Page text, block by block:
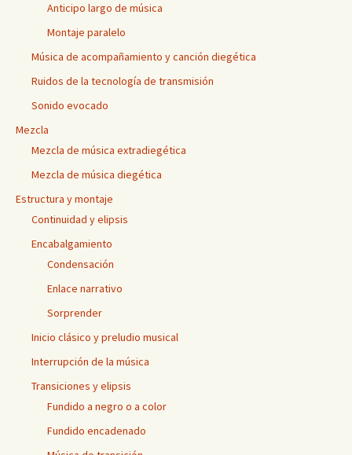
Anticipo largo de música
Montaje paralelo
Música de acompañamiento y canción diegética
Ruidos de la tecnología de transmisión
Sonido evocado
Mezcla
Mezcla de música extradiegética
Mezcla de música diegética
Estructura y montaje
Continuidad y elipsis
Encabalgamiento
Condensación
Enlace narrativo
Sorprender
Inicio clásico y preludio musical
Interrupción de la música
Transiciones y elipsis
Fundido a negro o a color
Fundido encadenado